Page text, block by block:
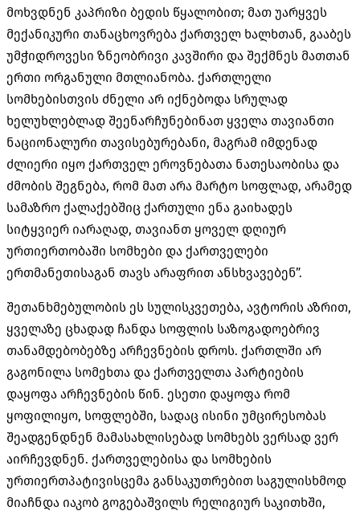
მოხვდნენ კაპრიზი ბედის წყალობით; მათ უარყვეს
მექანიკური თანაცხოვრება ქართველ ხალხთან, გააბეს
უმჭიდროვესი ზნეობრივი კავშირი და შექმნეს მათთან
ერთი ორგანული მთლიანობა. ქართლელი
სომხებისთვის ძნელი არ იქნებოდა სრულად
ხელუხლებლად შეენარჩუნებინათ ყველა თავიანთი
ნაციონალური თავისებურებანი, მაგრამ იმდენად
ძლიერი იყო ქართველ ეროვნებათა ნათესაობისა და
ძმობის შეგნება, რომ მათ არა მარტო სოფლად, არამედ
სამაზრო ქალაქებშიც ქართული ენა გაიხადეს
სიტყვიერ იარაღად, თავიანთ ყოველ დღიურ
ურთიერთობაში სომხები და ქართველები
ერთმანეთისაგან თავს არაფრით ანსხვავებენ”.
შეთანხმებულობის ეს სულისკვეთება, ავტორის აზრით,
ყველაზე ცხადად ჩანდა სოფლის საზოგადოებრივ
თანამდებობებზე არჩევნების დროს. ქართლში არ
გაგონილა სომეხთა და ქართველთა პარტიების
დაყოფა არჩევნების წინ. ესეთი დაყოფა რომ
ყოფილიყო, სოფლებში, სადაც ისინი უმცირესობას
შეადგენდნენ მამასახლისებად სომხებს ვერსად ვერ
აირჩევდნენ. ქართველებისა და სომხების
ურთიერთპატივისცემა განსაკუთრებით საგულისხმოდ
მიაჩნდა იაკობ გოგებაშვილს რელიგიურ საკითხში,